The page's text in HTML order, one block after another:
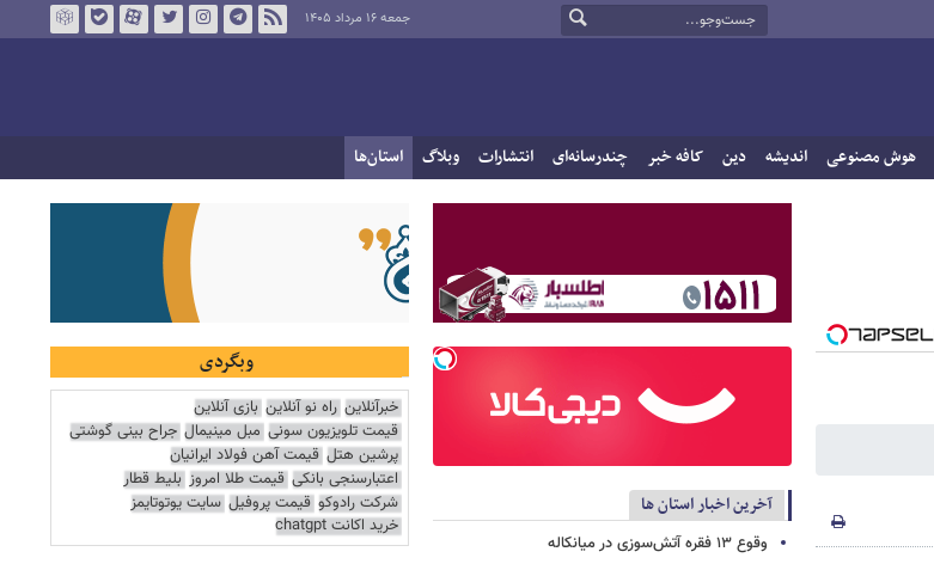
جمعه ۱۶ مرداد ۱۴۰۵
هوش مصنوعی اندیشه دین کافه خبر چندرسانه‌ای انتشارات وبلاگ استان‌ها
آخرین اخبار استان ها
وقوع ۱۳ فقره آتش‌سوزی در میانکاله
وبگردی
خبرآنلاین راه نو آنلاین بازی آنلاین
قیمت تلویزیون سونی مبل مینیمال جراح بینی گوشتی
پرشین هتل قیمت آهن فولاد ایرانیان
اعتبارسنجی بانکی قیمت طلا امروز بلیط قطار
شرکت رادوکو قیمت پروفیل سایت یوتوتایمز
خرید اکانت chatgpt